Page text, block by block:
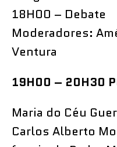
18H00 – Debate
Moderadores:
Ventura
19H00 – 20H30
Maria do Céu
Carlos Alberto